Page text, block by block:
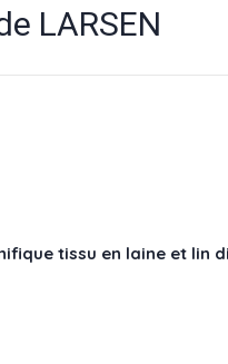
LARSEN
tissu en laine et lin